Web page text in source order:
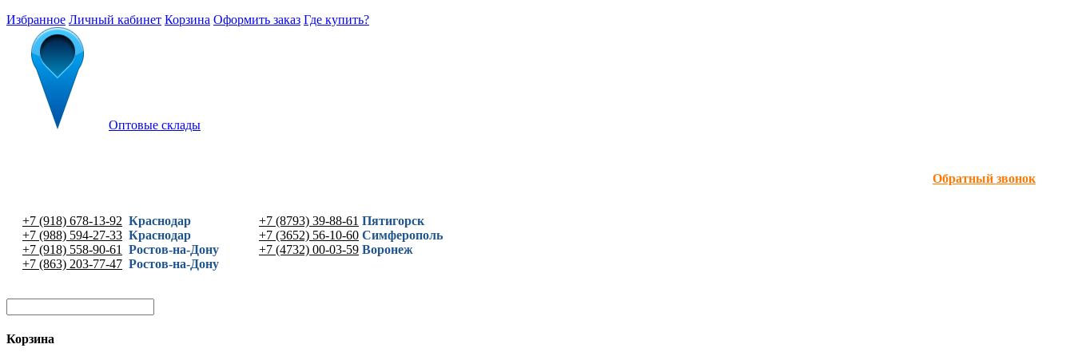
Избранное Личный кабинет Корзина Оформить заказ Где купить?
Оптовые склады
Обратный звонок
+7 (918) 678-13-92 Краснодар
+7 (988) 594-27-33 Краснодар
+7 (918) 558-90-61
Ростов-на-Дону
+7 (863) 203-77-47 Ростов-на-Дону
+7 (8793) 39-88-61 Пятигорск
+7 (3652) 56-10-60 Симферополь
+7 (4732) 00-03-59 Воронеж
Корзина